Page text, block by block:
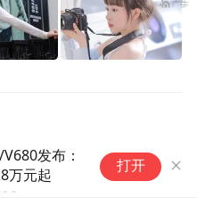
启境GT7正式开启预订：搭载
为乾崑技术 预售价21.99万元起
打开